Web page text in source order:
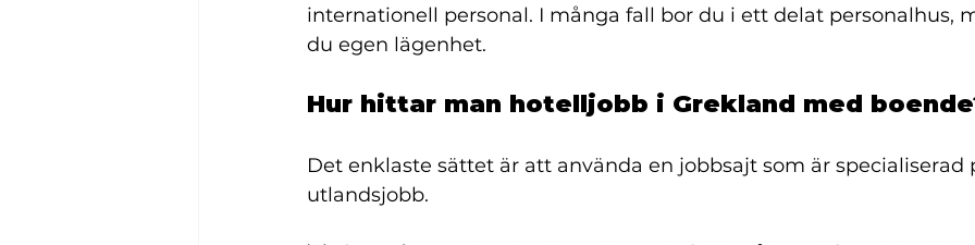
internationell personal. I många fall bor du i ett delat personalhus,
du egen lägenhet.
Hur hittar man hotelljobb i Grekland med
Det enklaste sättet är att använda en jobbsajt som är specialiserad
utlandsjobb.